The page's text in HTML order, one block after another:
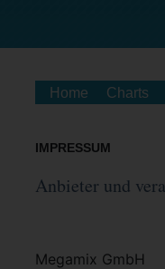
Home Charts
IMPRESSUM
Anbieter und
Megamix GmbH